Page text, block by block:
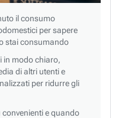
il consumo
per sapere
stai consumando
in modo chiaro,
di altri utenti e
per ridurre gli
e quando